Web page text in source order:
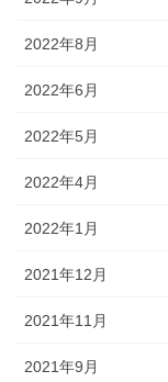
2022年8月
2022年6月
2022年5月
2022年4月
2022年1月
2021年12月
2021年11月
2021年9月